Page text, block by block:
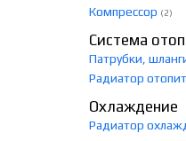
Компрессор (2)
Система
Патрубки,
Радиатор
Охлаждение
Радиатор